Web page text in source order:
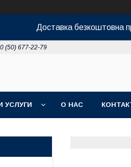
Доставка безкоштовна
(50) 677-22-79
УСЛУГИ О НАС